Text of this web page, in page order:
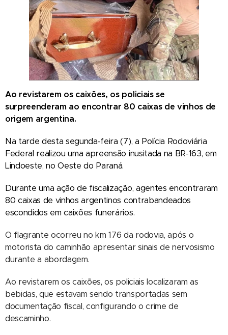
Ao revistarem os caixões, os policiais se
surpreenderam ao encontrar 80 caixas de vinhos de
origem argentina.
Na tarde desta segunda-feira (7), a Polícia Rodoviária
Federal realizou uma apreensão inusitada na BR-163, em
Lindoeste, no Oeste do Paraná.
Durante uma ação de fiscalização, agentes encontraram
80 caixas de vinhos argentinos contrabandeados
escondidos em caixões funerários.
O flagrante ocorreu no km 176 da rodovia, após o
motorista do caminhão apresentar sinais de nervosismo
durante a abordagem.
Ao revistarem os caixões, os policiais localizaram as
bebidas, que estavam sendo transportadas sem
documentação fiscal, configurando o crime de
descaminho.